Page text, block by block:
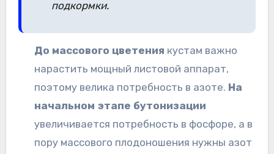
подкормки.
До массового цветения кустам важно
нарастить мощный листовой аппарат,
поэтому велика потребность в азоте. На
начальном этапе бутонизации
увеличивается потребность в фосфоре, а в
пору массового плодоношения нужны азот